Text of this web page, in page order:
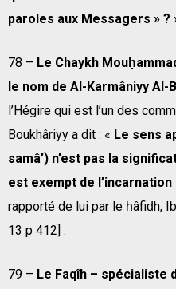
paroles aux Messagers » ?
78 – Le Chaykh
le nom de Al-Karmâniyy Al-
l’Hégire qui est l’un des
Boukhâriyy a dit : « Le sens
samâ’) n’est pas la
est exempt de
rapporté de lui par le ḥâfiḍh,
13 p 412] .
79 – Le Faqîh – spécialiste